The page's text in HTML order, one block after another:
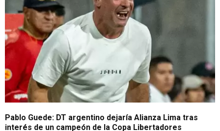
Pablo Guede: DT argentino dejaría Alianza Lima tras
interés de un campeón de la Copa Libertadores